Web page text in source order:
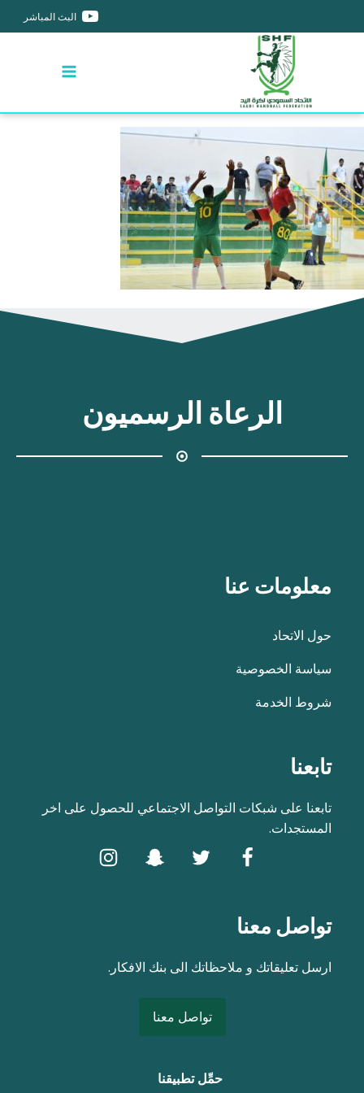
البث المباشر
الرعاة الرسميون
معلومات عنا
حول الاتحاد
سياسة الخصوصية
شروط الخدمة
تابعنا
تابعنا على شبكات التواصل الاجتماعي للحصول على اخر
المستجدات.
تواصل معنا
ارسل تعليقاتك و ملاحظاتك الى بنك الافكار.
تواصل معنا
حمِّل تطبيقنا